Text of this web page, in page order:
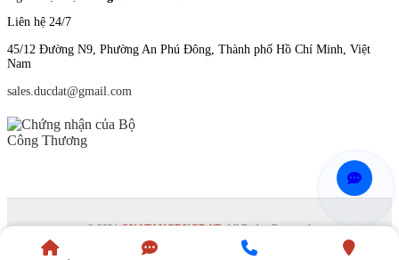
Liên hệ 24/7
45/12 Đường N9, Phường An Phú Đông, Thành phố Hồ Chí Minh, Việt
Nam
sales.ducdat@gmail.com
©2021 QUATANGDUCDAT. All Rights Reserved.